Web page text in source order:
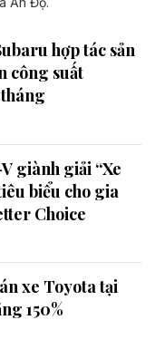
hợp tác sản
công suất
giành giải “Xe
biểu cho gia
Choice
xe Toyota tại
150%